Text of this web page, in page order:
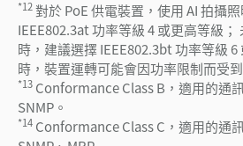
*12對於 PoE 供電裝置，使用 AI 拍攝
IEEE802.3at 功率等級 4 或更高等級；
時，建議選擇 IEEE802.3bt 功率等級
時，裝置運轉可能會因功率限制而受
*13 Conformance Class B，適用的通
SNMP。
*14 Conformance Class C，適用的通